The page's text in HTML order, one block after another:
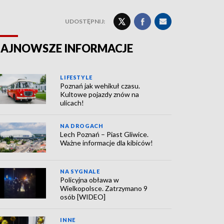
UDOSTĘPNIJ:
INFORMACJE
LIFESTYLE
Poznań jak wehikuł czasu.
Kultowe pojazdy znów na
ulicach!
NA DROGACH
Lech Poznań – Piast Gliwice.
Ważne informacje dla kibiców!
NA SYGNALE
Policyjna obława w
Wielkopolsce. Zatrzymano 9
osób [WIDEO]
INNE